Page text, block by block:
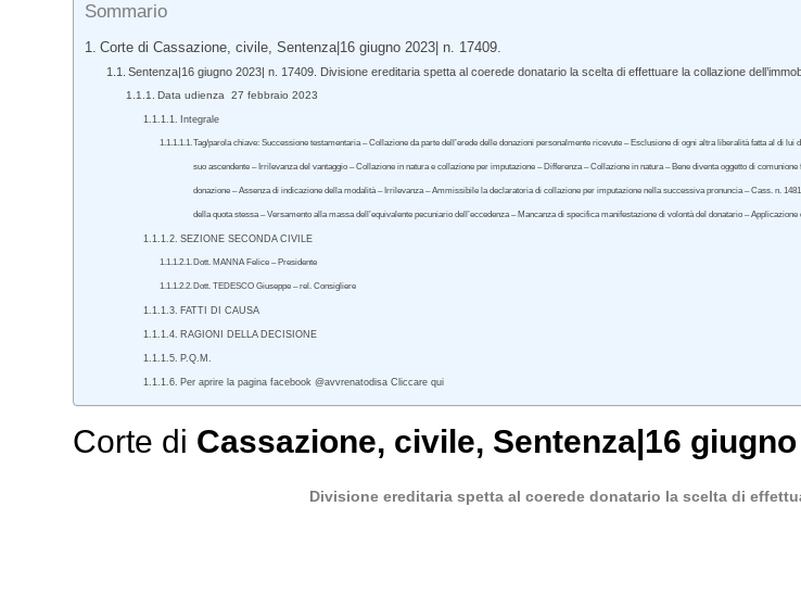
Sommario
Corte di Cassazione, civile, Sentenza|16 giugno 2023| n. 17409.
Sentenza|16 giugno 2023| n. 17409. Divisione ereditaria spetta al coerede donatario la scelta di effettuare la collazione
Data udienza 27 febbraio 2023
Integrale
Tag/parola chiave: Successione testamentaria – Collazione da parte dell’erede delle donazioni personalmente ricevute – Esclusione di ogni altra liberalità fatta al di
suo ascendente – Irrilevanza del vantaggio – Collazione in natura e collazione per imputazione – Differenza – Collazione in natura – Bene diventa oggetto di
donazione – Assenza di indicazione della modalità – Irrilevanza – Ammissibile la declaratoria di collazione per imputazione nella successiva pronuncia – Cass. n.
della quota stessa – Versamento alla massa dell’equivalente pecuniario dell’eccedenza – Mancanza di specifica manifestazione di volontà del donatario – Applicazione
SEZIONE SECONDA CIVILE
Dott. MANNA Felice – Presidente
Dott. TEDESCO Giuseppe – rel. Consigliere
FATTI DI CAUSA
RAGIONI DELLA DECISIONE
P.Q.M.
Per aprire la pagina facebook @avvrenatodisa Cliccare qui
Corte di Cassazione, civile, Sentenza|16
Divisione ereditaria spetta al coerede donatario la scelta di